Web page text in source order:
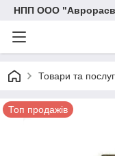
НПП ООО
Товари та
Топ продажів